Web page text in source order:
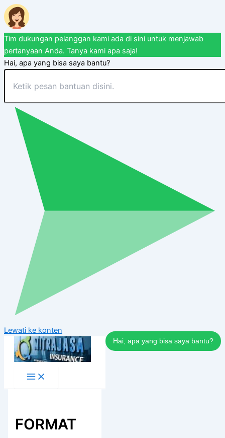
Tim dukungan pelanggan kami ada di sini untuk menjawab
pertanyaan Anda. Tanya kami apa saja!
Hai, apa yang bisa saya bantu?
Hai, apa yang bisa saya bantu?
Lewati ke konten
FORMAT